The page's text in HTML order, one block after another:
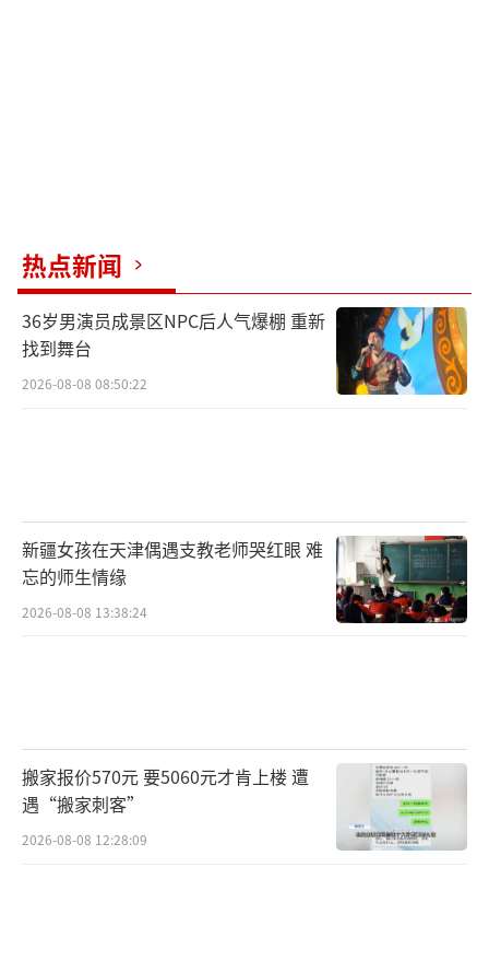
热点新闻
36岁男演员成景区NPC后人气爆棚 重新
找到舞台
2026-08-08 08:50:22
新疆女孩在天津偶遇支教老师哭红眼 难
忘的师生情缘
2026-08-08 13:38:24
搬家报价570元 要5060元才肯上楼 遭
遇“搬家刺客”
2026-08-08 12:28:09